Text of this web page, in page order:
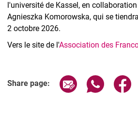
l'université de Kassel, en
Agnieszka Komorowska, qui se
2 octobre 2026.
Vers le site de l'Association des
Share page: Share page via
Share